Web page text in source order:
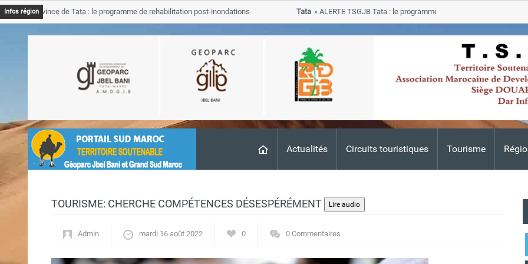
Actualités Circuits touristiques Tourisme
Infos région
Province de Tata : le programme de rehabilitation post-inondations
ALERTE TSGJB Tata : le programme de rehabilitation post-
progresse dans les zones sinistrees
TOURISME: CHERCHE COMPÉTENCES DÉSESPÉRÉMENT
Admin mardi 16 août 2022 0 0 Commentaires